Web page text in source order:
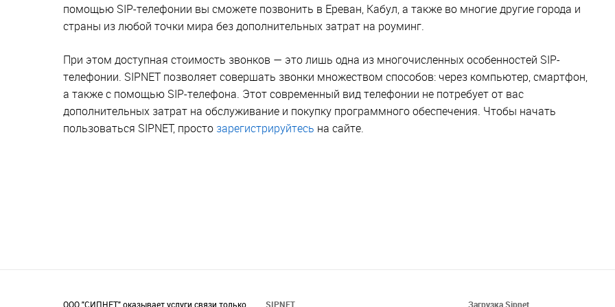
помощью SIP-телефонии вы сможете позвонить в Ереван, Кабул, а также во многие другие города и
страны из любой точки мира без дополнительных затрат на роуминг.
При этом доступная стоимость звонков — это лишь одна из многочисленных особенностей SIP-
телефонии. SIPNET позволяет совершать звонки множеством способов: через компьютер, смартфон,
а также с помощью SIP-телефона. Этот современный вид телефонии не потребует от вас
дополнительных затрат на обслуживание и покупку программного обеспечения. Чтобы начать
пользоваться SIPNET, просто зарегистрируйтесь на сайте.
ООО "СИПНЕТ" оказывает услуги связи только SIPNET Загрузка Sipnet